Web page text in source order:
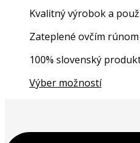
page
on
product
page
Kvalitný výrobok a
Zateplené ovčím rúnom
100% slovenský
Výber možností
multiple